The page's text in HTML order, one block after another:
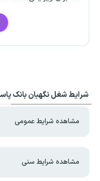
شرایط شغل نگهبان بانک
مشاهده شرایط عمومی
مشاهده شرایط سنی